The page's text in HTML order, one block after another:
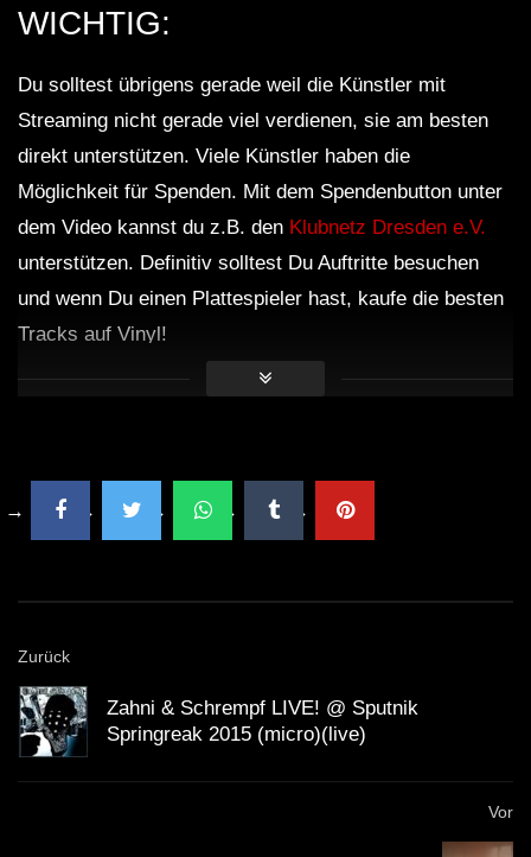
WICHTIG:
Du solltest übrigens gerade weil die Künstler mit
Streaming nicht gerade viel verdienen, sie am besten
direkt unterstützen. Viele Künstler haben die
Möglichkeit für Spenden. Mit dem Spendenbutton unter
dem Video kannst du z.B. den Klubnetz Dresden e.V.
unterstützen. Definitiv solltest Du Auftritte besuchen
und wenn Du einen Plattespieler hast, kaufe die besten
Tracks auf Vinyl!
Zurück
Zahni & Schrempf LIVE! @ Sputnik
Springreak 2015 (micro)(live)
Vor